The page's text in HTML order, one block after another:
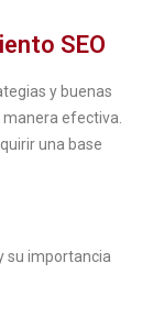
SEO
y buenas
efectiva.
una base
su importancia